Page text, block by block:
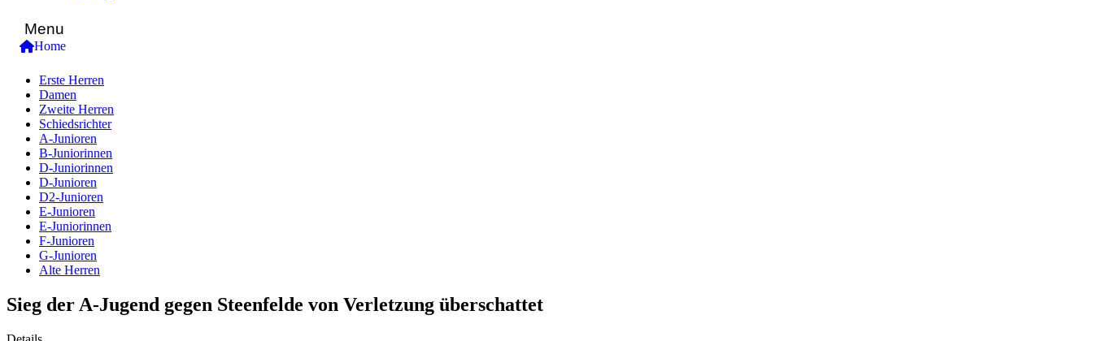
Menu
Home
Erste Herren
Damen
Zweite Herren
Schiedsrichter
A-Junioren
B-Juniorinnen
D-Juniorinnen
D-Junioren
D2-Junioren
E-Junioren
E-Juniorinnen
F-Junioren
G-Junioren
Alte Herren
Sieg der A-Jugend gegen Steenfelde von Verletzung überschattet